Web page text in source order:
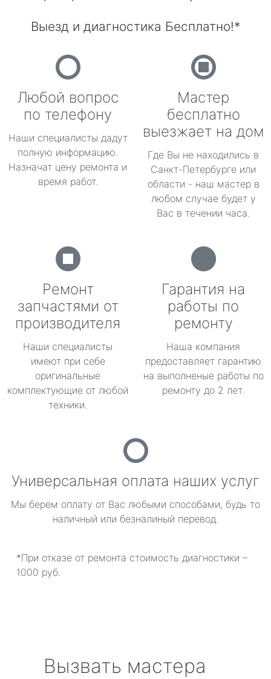
Выезд и диагностика Бесплатно!*
Любой вопрос
по телефону
Наши специалисты дадут
полную информацию.
Назначат цену ремонта и
время работ.
Мастер
бесплатно
выезжает на дом
Где Вы не находились в
Санкт-Петербурге или
области - наш мастер в
любом случае будет у
Вас в течении часа.
Ремонт
запчастями от
производителя
Наши специалисты
имеют при себе
оригинальные
комплектующие от любой
техники.
Гарантия на
работы по
ремонту
Наша компания
предоставляет гарантию
на выполненые работы по
ремонту до 2 лет.
Универсальная оплата наших услуг
Мы берем оплату от Вас любыми способами, будь то
наличный или безналиный перевод.
*При отказе от ремонта стоимость диагностики –
1000 руб.
Вызвать мастера